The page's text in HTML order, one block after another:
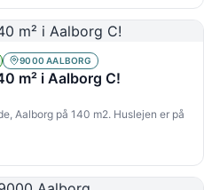
9000 AALBORG
m² i Aalborg C!
Aalborg på 140 m2. Huslejen er på